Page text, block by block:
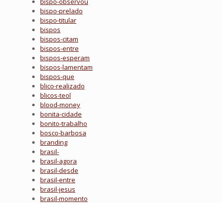
bispo-prelado
bispo-titular
bispos
bispos-citam
bispos-entre
bispos-esperam
bispos-lamentam
bispos-que
blico-realizado
blicos-teol
blood-money
bonita-cidade
bonito-trabalho
bosco-barbosa
branding
brasil-
brasil-agora
brasil-desde
brasil-entre
brasil-jesus
brasil-momento